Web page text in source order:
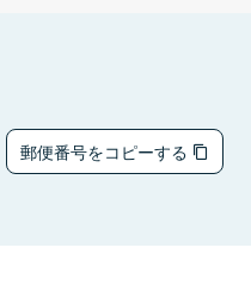
郵便番号をコピーする